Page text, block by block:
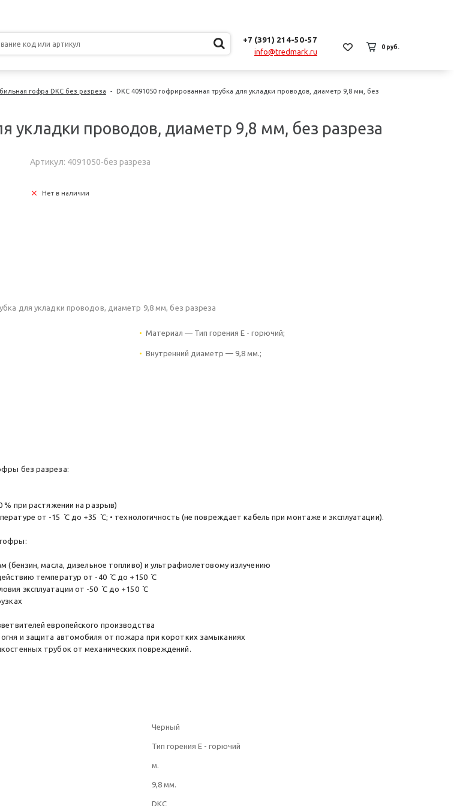
+7 (391) 214-50-57
info@tredmark.ru
0 руб.
гофра DKC без разреза - DKC 4091050 гофрированная трубка для укладки проводов, диаметр 9,8 мм, без
укладки проводов, диаметр 9,8 мм, без разреза
Артикул: 4091050-без разреза
Нет в наличии
для укладки проводов, диаметр 9,8 мм, без разреза
Материал — Тип горения Е - горючий;
Внутренний диаметр — 9,8 мм.;
без разреза:
% при растяжении на разрыв)
от -15 ̊С до +35 ̊С; • технологичность (не повреждает кабель при монтаже и эксплуатации).
(бензин, масла, дизельное топливо) и ультрафиолетовому излучению
температур от -40 ̊С до +150 ̊С
эксплуатации от -50 ̊С до +150 ̊С
европейского производства
и защита автомобиля от пожара при коротких замыканиях
трубок от механических повреждений.
Черный
Тип горения Е - горючий
м.
9,8 мм.
DKC